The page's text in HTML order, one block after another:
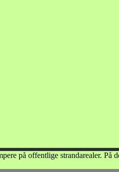
på offentlige strandarealer. På